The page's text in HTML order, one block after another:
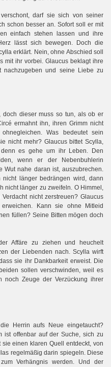
darf sie sich von seiner
schon besser an. Sofort soll er mit
einfach stehen lassen und ihre
lässt sich bewegen. Doch die
erklärt. Nein, ohne Abschied soll
mit ihr vorbei. Glaucus beklagt ihre
nachzugeben und seine Liebe zu
doch dieser muss so tun, als ob er
ermahnt ihn, ihren Grimm nicht
Was bedeutet sein
nicht mehr? Glaucus bittet Scylla,
es gehe um ihr Leben. Den
wenn er der Nebenbuhlerin
Wut nahe daran ist, auszubrechen.
länger bedrängen wird, dann
nicht länger zu zweifeln. O Himmel,
nicht zerstreuen? Glaucus
Kann sie ohne Mitleid
füllen? Seine Bitten mögen doch
Affäre zu ziehen und heuchelt
der Liebenden nach. Scylla wirft
sie ihr Dankbarkeit erweist. Die
sollen verschwinden, weil es
Zeuge der Verzückung ihrer
Herrin aufs Neue eingetaucht?
ist offenbar auf der Suche, sich zu
einen klaren Quell entdeckt, von
regelmäßig darin spiegeln. Diese
Verhängnis werden. Und der